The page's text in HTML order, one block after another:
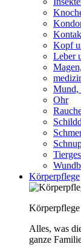
Kopf
Leber
Mund,
Ohr
Körperpflege
Körperpflege
Alles, was
ganze